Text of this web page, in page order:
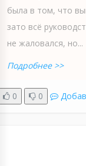
была в том, что
зато всё
не жаловался, но...
Подробнее >>
0 0